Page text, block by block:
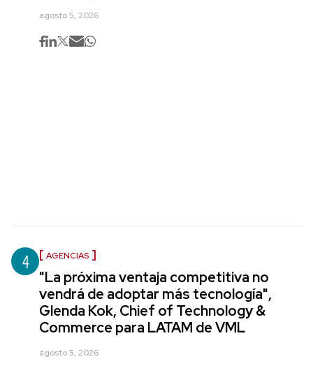
agosto 5, 2026
4 AGENCIAS
"La próxima ventaja competitiva no
vendrá de adoptar más tecnología",
Glenda Kok, Chief of Technology &
Commerce para LATAM de VML
agosto 5, 2026